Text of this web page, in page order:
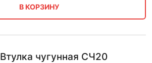
В КОРЗИНУ
Втулка чугунная СЧ20